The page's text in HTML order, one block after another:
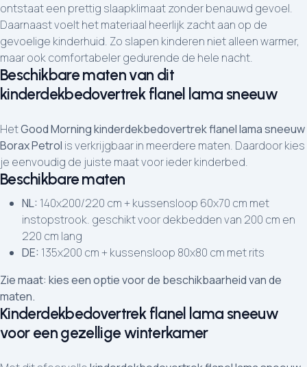
ontstaat een prettig slaapklimaat zonder benauwd gevoel.
Daarnaast voelt het materiaal heerlijk zacht aan op de
gevoelige kinderhuid. Zo slapen kinderen niet alleen warmer,
maar ook comfortabeler gedurende de hele nacht.
Beschikbare maten van dit
kinderdekbedovertrek flanel lama sneeuw
HetGood Morning kinderdekbedovertrek flanel lama sneeuw
Borax Petrol is verkrijgbaar in meerdere maten. Daardoor kies
je eenvoudig de juiste maat voor ieder kinderbed.
Beschikbare maten
NL: 140x200/220 cm + kussensloop 60x70 cm met
instopstrook. geschikt voor dekbedden van 200 cm en
220 cm lang
DE: 135x200 cm + kussensloop 80x80 cm met rits
Zie maat: kies een optie voor de beschikbaarheid van de
maten.
Kinderdekbedovertrek flanel lama sneeuw
voor een gezellige winterkamer